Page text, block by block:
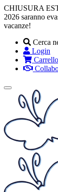
CHIUSURA
2026 saranno
vacanze!
Cerca
Login
Carrello
Toggle
navigation